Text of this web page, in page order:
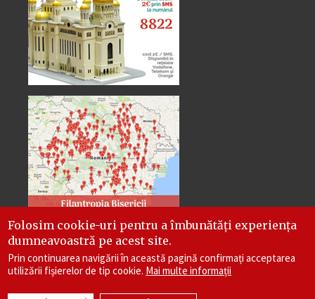
Folosim cookie-uri pentru a îmbunătăți experiența
dumneavoastră pe acest site.
Prin continuarea navigării în această pagină confirmați acceptarea
utilizării fișierelor de tip cookie. Mai multe informații